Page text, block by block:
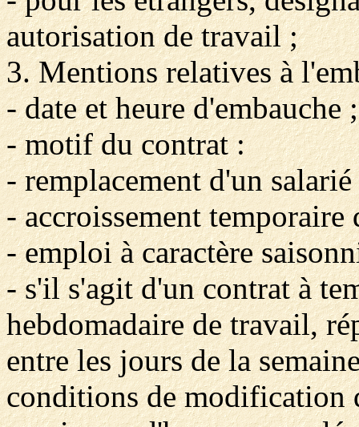
autorisation de travail ;
3. Mentions relatives à
- date et heure d'embauche ;
- motif du contrat :
- remplacement d'un
- accroissement
- emploi à caractère
- s'il s'agit d'un contrat à
hebdomadaire de travail,
entre les jours de la
conditions de modification